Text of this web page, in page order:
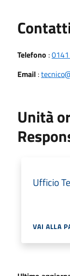
Telefono :
Email :
Unità
Ufficio
VAI ALLA